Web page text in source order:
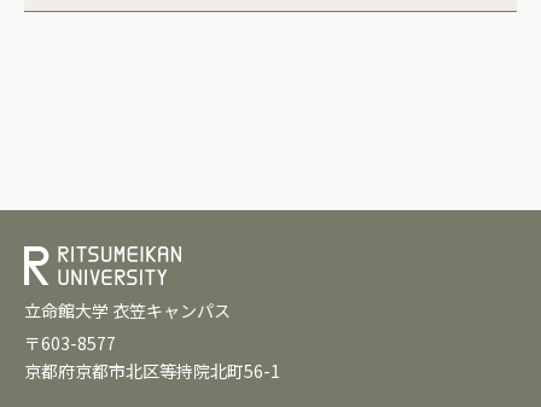
立命館大学 衣笠キャンパス
〒603-8577
京都府京都市北区等持院北町56-1